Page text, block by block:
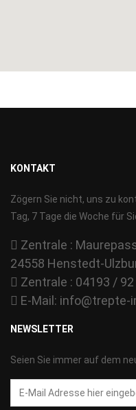
KONTAKT
Zögern Sie nicht, uns zu
Tag, 7 Tage die Woche für
Zentrale :
24558 Henstedt-
Zentrale : 04193 /
E-Mail: info@trepte-
NEWSLETTER
Seien Sie immer auf dem
Email-
Addresse